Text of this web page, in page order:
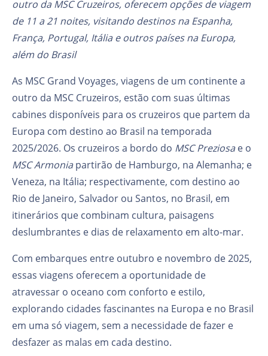
outro da MSC Cruzeiros, oferecem opções de viagem
de 11 a 21 noites, visitando destinos na Espanha,
França, Portugal, Itália e outros países na Europa,
além do Brasil
As MSC Grand Voyages, viagens de um continente a
outro da MSC Cruzeiros, estão com suas últimas
cabines disponíveis para os cruzeiros que partem da
Europa com destino ao Brasil na temporada
2025/2026. Os cruzeiros a bordo do MSC Preziosae o
MSC Armoniapartirão de Hamburgo, na Alemanha; e
Veneza, na Itália; respectivamente, com destino ao
Rio de Janeiro, Salvador ou Santos, no Brasil, em
itinerários que combinam cultura, paisagens
deslumbrantes e dias de relaxamento em alto-mar.
Com embarques entre outubro e novembro de 2025,
essas viagens oferecem a oportunidade de
atravessar o oceano com conforto e estilo,
explorando cidades fascinantes na Europa e no Brasil
em uma só viagem, sem a necessidade de fazer e
desfazer as malas em cada destino.